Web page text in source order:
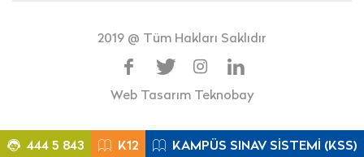
444 5 843 K12 KAMPÜS SINAV SİSTEMİ (KSS)
2019 @ Tüm Hakları Saklıdır
Web Tasarım Teknobay